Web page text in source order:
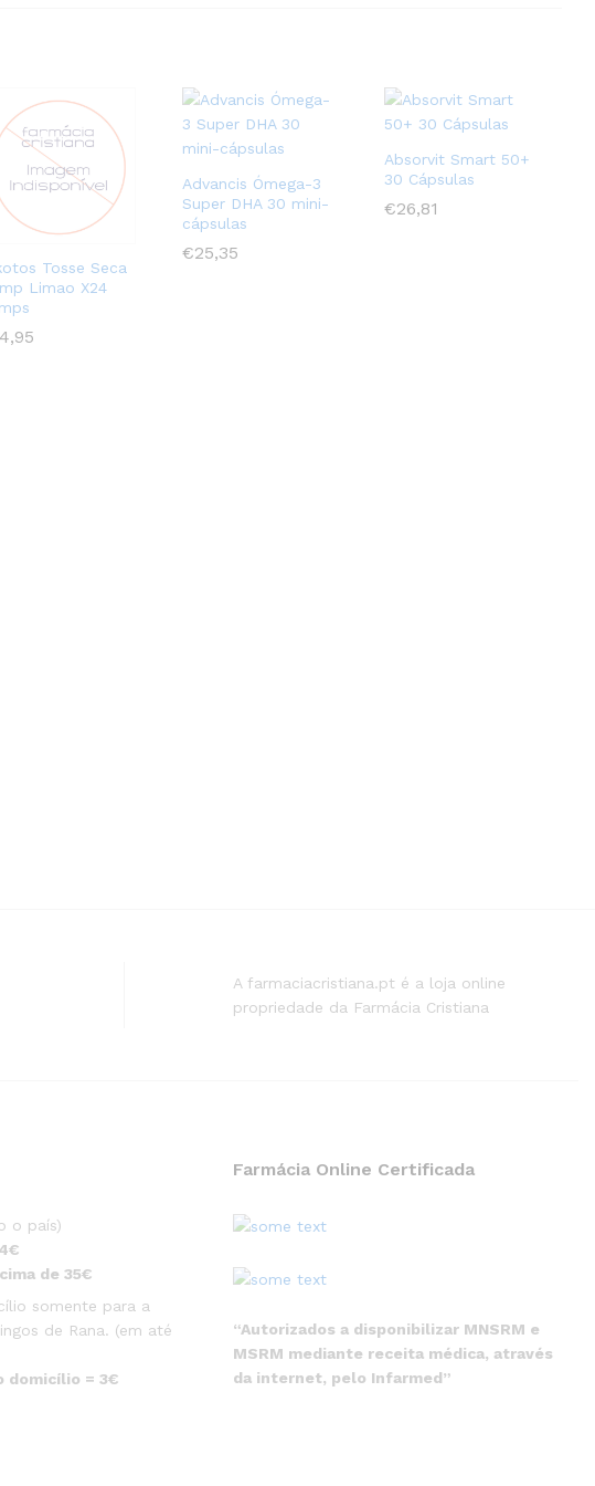
Tosse Seca
Limao X24
Advancis Ómega-3
Super DHA 30 mini-
cápsulas
€25,35
€25,35
Absorvit Smart 50+
30 Cápsulas
€26,81
€26,81
A farmaciacristiana.pt é a loja online
propriedade da Farmácia Cristiana
o país)
de 35€
somente para a
de Rana. (em até
domicílio = 3€
Farmácia Online Certificada
“Autorizados a disponibilizar MNSRM e
MSRM mediante receita médica, através
da internet, pelo Infarmed”